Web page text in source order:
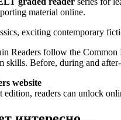
material online.
exciting contemporary
Readers follow the
skills. Before, during and
website
readers can unlock